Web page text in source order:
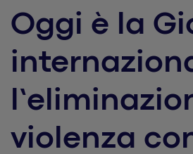
Oggi è la
violenza